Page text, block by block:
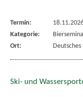
Termin:
Kategorie:
Ort:
Ski- und